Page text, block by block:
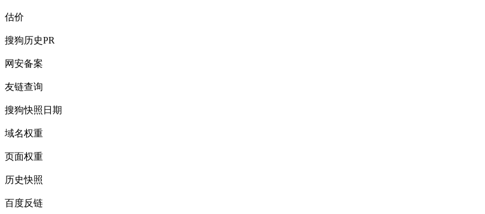
估价
搜狗历史PR
网安备案
友链查询
搜狗快照日期
域名权重
页面权重
历史快照
百度反链